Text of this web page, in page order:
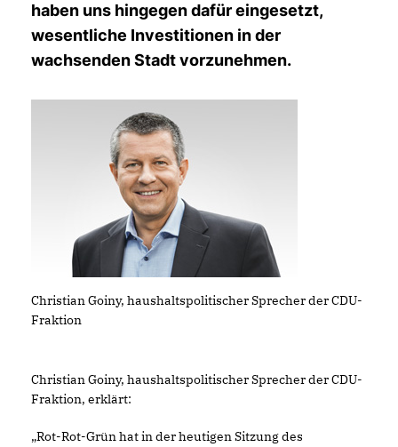
haben uns hingegen dafür eingesetzt,
wesentliche Investitionen in der
wachsenden Stadt vorzunehmen.
Christian Goiny, haushaltspolitischer Sprecher der CDU-
Fraktion
Christian Goiny, haushaltspolitischer Sprecher der CDU-
Fraktion, erklärt:
Rot-Rot-Grün hat in der heutigen Sitzung des